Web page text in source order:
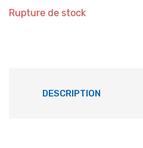
Rupture de stock
DESCRIPTION